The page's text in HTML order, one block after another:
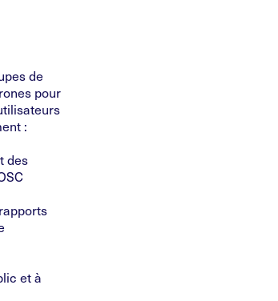
de
pour
:
des
et à